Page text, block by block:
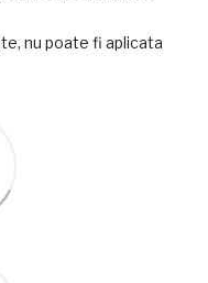
nu poate fi aplicata